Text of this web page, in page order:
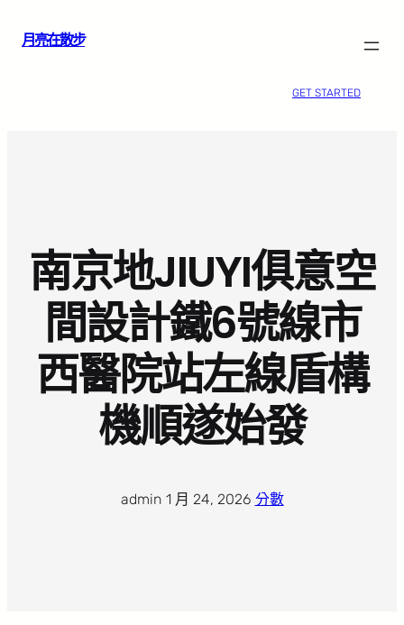
月亮在散步
GET STARTED
南京地JIUYI俱意空
間設計鐵6號線市
西醫院站左線盾構
機順遂始發
admin· 1 月 24, 2026· 分數